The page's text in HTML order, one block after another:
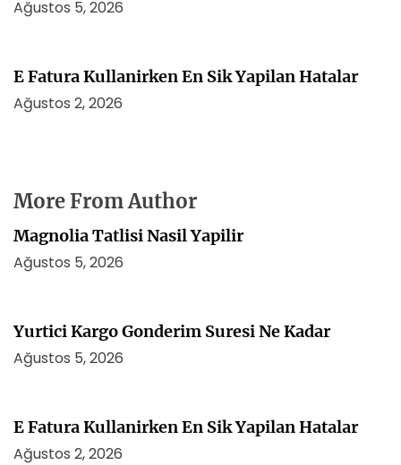
Ağustos 5, 2026
E Fatura Kullanirken En Sik Yapilan Hatalar
Ağustos 2, 2026
More From Author
Magnolia Tatlisi Nasil Yapilir
Ağustos 5, 2026
Yurtici Kargo Gonderim Suresi Ne Kadar
Ağustos 5, 2026
E Fatura Kullanirken En Sik Yapilan Hatalar
Ağustos 2, 2026